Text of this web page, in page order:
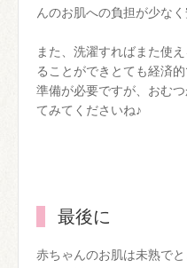
んのお肌への負担が少な
また、洗濯すればまた使
ることができとても経済的
準備が必要ですが、おむ
てみてくださいね♪
最後に
赤ちゃんのお肌は未熟でと